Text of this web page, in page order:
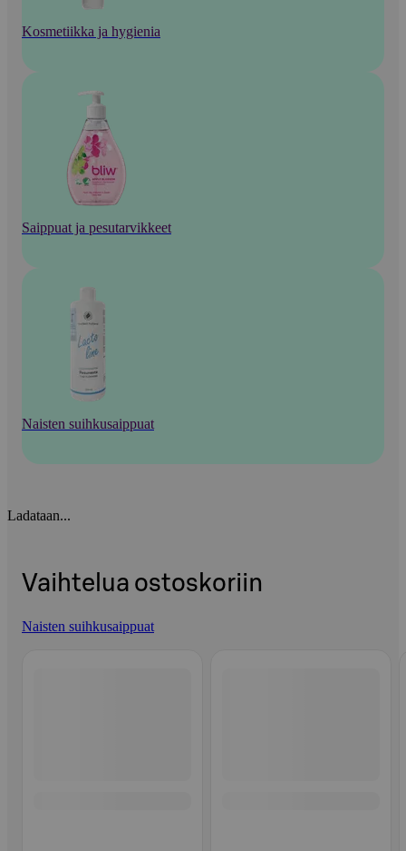
Kosmetiikka ja hygienia
Saippuat ja pesutarvikkeet
Naisten suihkusaippuat
Ladataan...
Vaihtelua ostoskoriin
Naisten suihkusaippuat